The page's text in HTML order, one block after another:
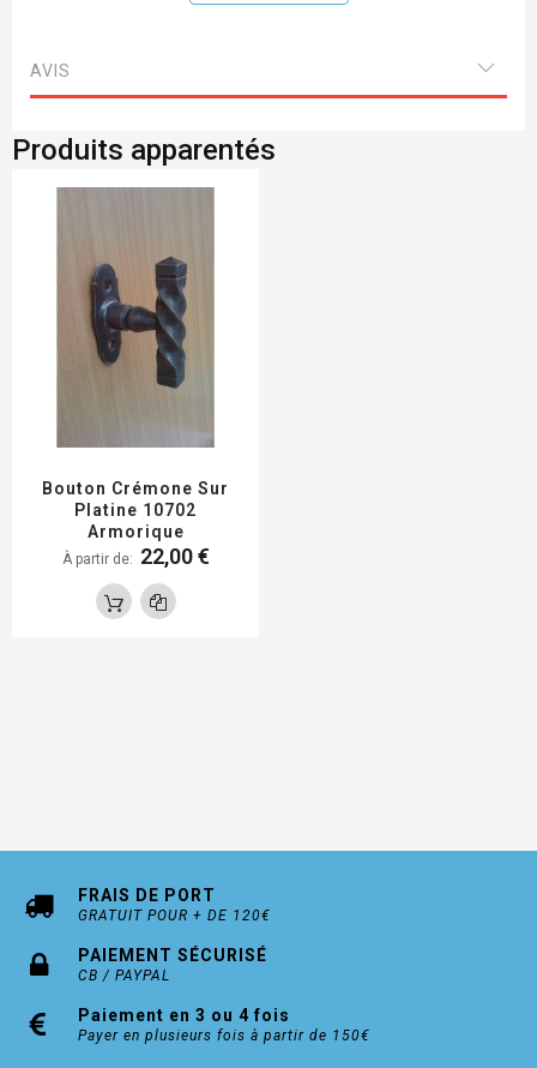
AVIS
Produits apparentés
Bouton Crémone Sur
Platine 10702
Armorique
À partir de 22,00 €
FRAIS DE PORT
GRATUIT POUR + DE 120€
PAIEMENT SÉCURISÉ
CB / PAYPAL
Paiement en 3 ou 4 fois
Payer en plusieurs fois à partir de 150€